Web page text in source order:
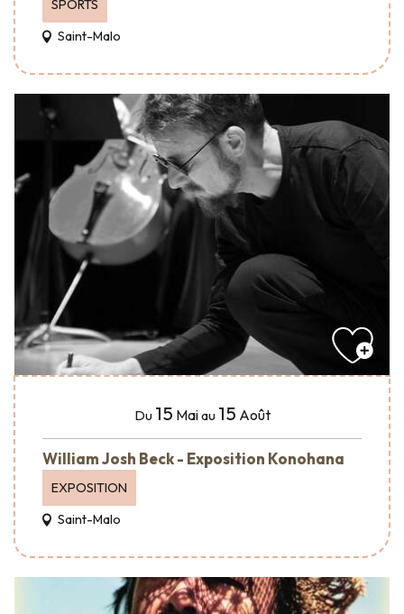
SPORTS
Saint-Malo
Du 15 Maiau 15 Août
William Josh Beck - Exposition Konohana
EXPOSITION
Saint-Malo